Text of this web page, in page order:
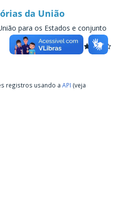
da União
para os Estados e conjunto
registros usando a API (veja